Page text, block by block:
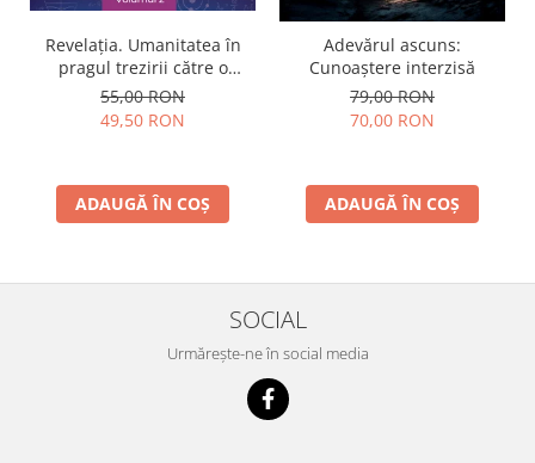
Revelația. Umanitatea în
pragul trezirii către o
conştientizare superioară,
volumul 2
55,00 RON
49,50 RON
ADAUGĂ ÎN COȘ
Adevărul ascuns:
Cunoaștere interzisă
79,00 RON
70,00 RON
ADAUGĂ ÎN COȘ
SOCIAL
Urmărește-ne în social media